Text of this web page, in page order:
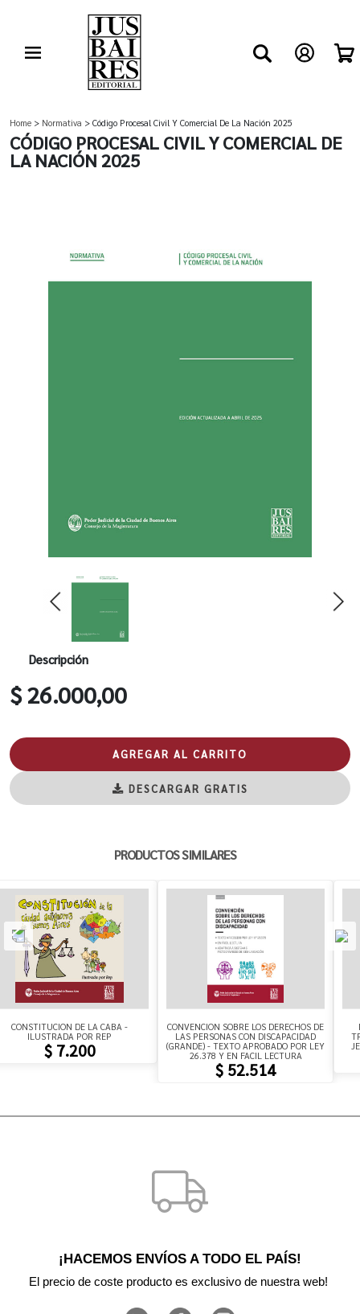
Home > Normativa > Código Procesal Civil Y Comercial De La Nación 2025
CÓDIGO PROCESAL CIVIL Y COMERCIAL DE
LA NACIÓN 2025
Descripción
$ 26.000,00
AGREGAR AL CARRITO
DESCARGAR GRATIS
PRODUCTOS SIMILARES
CONSTITUCION DE LA CABA -
ILUSTRADA POR REP
$ 7.200
CONVENCION SOBRE LOS DERECHOS DE
LAS PERSONAS CON DISCAPACIDAD
(GRANDE) - TEXTO APROBADO POR LEY
26.378 Y EN FACIL LECTURA
$ 52.514
¡HACEMOS ENVÍOS A TODO EL PAÍS!
El precio de coste producto es exclusivo de nuestra web!